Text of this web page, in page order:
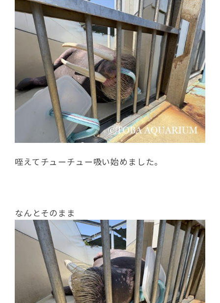
咥えてチューチュー吸い始めました。
なんとそのまま